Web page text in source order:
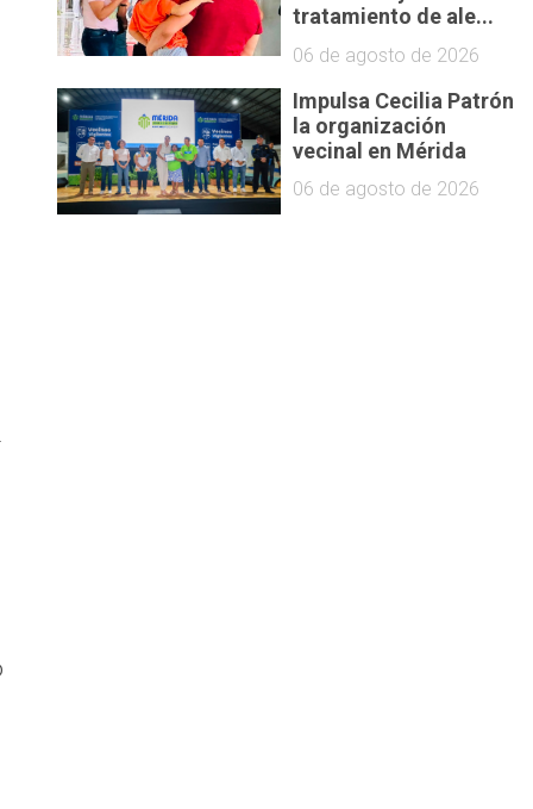
tratamiento de ale...
06 de agosto de 2026
Impulsa Cecilia Patrón
la organización
vecinal en Mérida
06 de agosto de 2026